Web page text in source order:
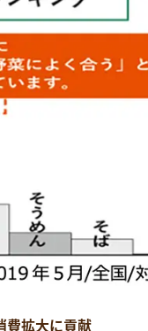
費拡大に貢献